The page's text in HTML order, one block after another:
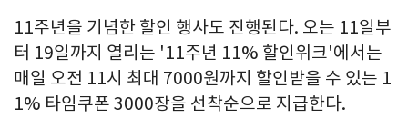
11주년을 기념한 할인 행사도 진행된다. 오는 11일부
터 19일까지 열리는 '11주년 11% 할인위크'에서는
매일 오전 11시 최대 7000원까지 할인받을 수 있는 1
1% 타임쿠폰 3000장을 선착순으로 지급한다.